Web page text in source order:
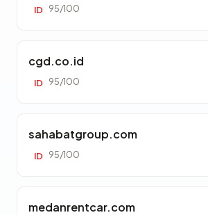
ID 95/100
cgd.co.id
ID 95/100
sahabatgroup.com
ID 95/100
medanrentcar.com